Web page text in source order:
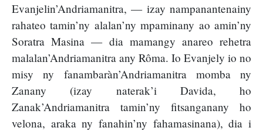
Evanjelin’Andriamanitra, — izay nampanantenainy
rahateo tamin’ny alalan’ny mpaminany ao amin’ny
Soratra Masina — dia mamangy anareo rehetra
malalan’Andriamanitra any Rôma. Io Evanjely io no
misy ny fanambaràn’Andriamanitra momba ny
Zanany (izay naterak’i Davida, ho
Zanak’Andriamanitra tamin’ny fitsanganany ho
velona, araka ny fanahin’ny fahamasinana), dia i